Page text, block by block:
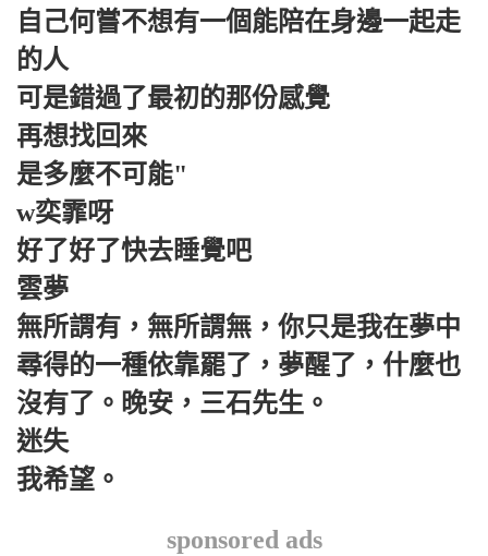
自己何嘗不想有一個能陪在身邊一起走
的人
可是錯過了最初的那份感覺
再想找回來
是多麼不可能"
w奕霏呀
好了好了快去睡覺吧
雲夢
無所謂有，無所謂無，你只是我在夢中
尋得的一種依靠罷了，夢醒了，什麼也
沒有了。晚安，三石先生。
迷失
我希望。
sponsored ads